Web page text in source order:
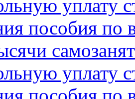
уплату
пособия по
уплату